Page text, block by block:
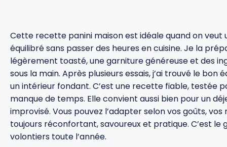
Cette recette panini maison est idéale quand on veut
équilibré sans passer des heures en cuisine. Je la
légèrement toasté, une garniture généreuse et des
sous la main. Après plusieurs essais, j’ai trouvé le
un intérieur fondant. C’est une recette fiable, testée
manque de temps. Elle convient aussi bien pour un
improvisé. Vous pouvez l’adapter selon vos goûts,
toujours réconfortant, savoureux et pratique. C’est le
volontiers toute l’année.